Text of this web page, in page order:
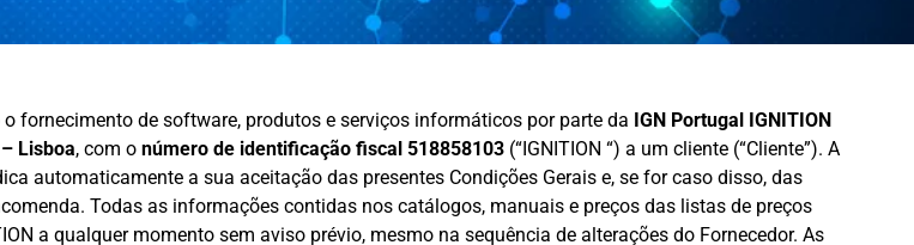
fornecimento de software, produtos e serviços informáticos por parte da IGN Portugal IGNITION
Lisboa, com o número de identificação fiscal 518858103 (“IGNITION “) a um cliente (“Cliente”). A
automaticamente a sua aceitação das presentes Condições Gerais e, se for caso disso, das
Todas as informações contidas nos catálogos, manuais e preços das listas de preços
a qualquer momento sem aviso prévio, mesmo na sequência de alterações do Fornecedor. As